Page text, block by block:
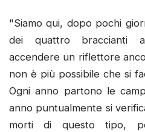
"Siamo qui, dopo pochi
dei quattro braccianti
accendere un riflettore
non è più possibile che si
Ogni anno partono le
anno puntualmente si
morti di questo tipo,